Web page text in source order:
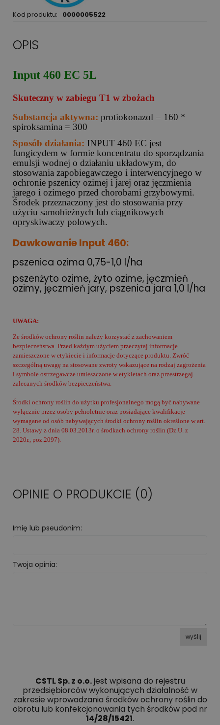
Kod produktu: 0000005522
OPIS
Input 460 EC 5L
Skuteczny w zabiegu T1 w zbożach
Substancja aktywna: protiokonazol = 160 *
spiroksamina = 300
Sposób działania: INPUT 460 EC jest
fungicydem w formie koncentratu do sporządzania
emulsji wodnej o działaniu układowym, do
stosowania zapobiegawczego i interwencyjnego w
ochronie pszenicy ozimej i jarej oraz jęczmienia
jarego i ozimego przed chorobami grzybowymi.
Środek przeznaczony jest do stosowania przy
użyciu samobieżnych lub ciągnikowych
opryskiwaczy polowych.
Dawkowanie Input 460:
pszenica ozima 0,75-1,0 l/ha
pszenżyto ozime, żyto ozime, jęczmień
ozimy, jęczmień jary, pszenica jara 1,0 l/ha
UWAGA:
Ze środków ochrony roślin należy korzystać z zachowaniem
bezpieczeństwa. Przed każdym użyciem przeczytaj informacje
zamieszczone w etykiecie i informacje dotyczące produktu. Zwróć
szczególną uwagę na stosowane zwroty wskazujące na rodzaj zagrożenia
i symbole ostrzegawcze umieszczone w etykietach oraz przestrzegaj
zalecanych środków bezpieczeństwa.
Środki ochrony roślin do użytku profesjonalnego mogą być nabywane
wyłącznie przez osoby pełnoletnie oraz posiadające kwalifikacje
wymagane od osób nabywających środki ochrony roślin określone w art.
28. Ustawy z dnia 08.03.2013r. o środkach ochrony roślin (Dz.U. z
2020r., poz.2097).
OPINIE O PRODUKCIE (0)
Imię lub pseudonim:
Twoja opinia:
wyślij
CSTL Sp. z o.o.jest wpisana do rejestru
przedsiębiorców wykonujących działalność w
zakresie wprowadzania środków ochrony roślin do
obrotu lub konfekcjonowania tych środków pod nr
14/28/15421.